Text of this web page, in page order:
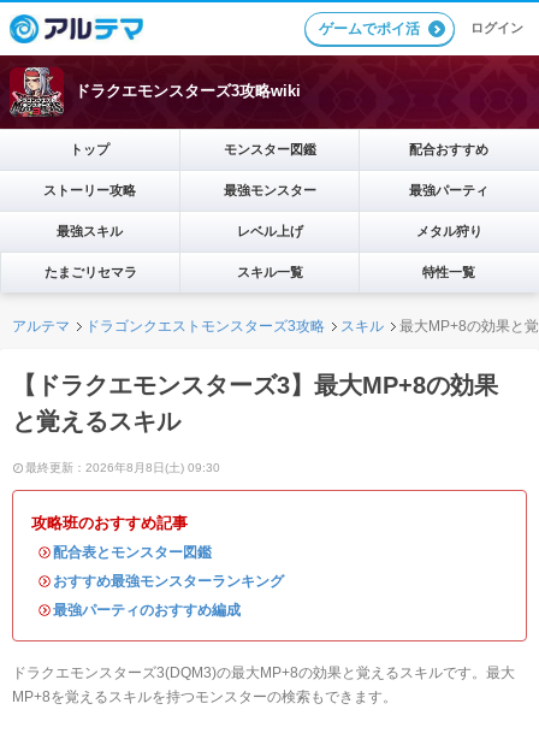
ゲームでポイ活 ログイン
ドラクエモンスターズ3攻略wiki
トップ モンスター図鑑 配合おすすめ
ストーリー攻略 最強モンスター 最強パーティ
最強スキル レベル上げ メタル狩り
たまごリセマラ スキル一覧 特性一覧
アルテマ ドラゴンクエストモンスターズ3攻略 スキル 最大MP+8の効果と
【ドラクエモンスターズ3】最大MP+8の効果
と覚えるスキル
最終更新：2026年8月8日(土) 09:30
攻略班のおすすめ記事
・配合表とモンスター図鑑
・ おすすめ最強モンスターランキング
・最強パーティのおすすめ編成
ドラクエモンスターズ3(DQM3)の最大MP+8の効果と覚えるスキルです。最大
MP+8を覚えるスキルを持つモンスターの検索もできます。